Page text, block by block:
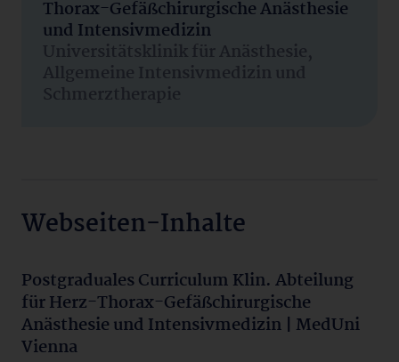
Thorax-Gefäßchirurgische Anästhesie
und Intensivmedizin
Universitätsklinik für Anästhesie,
Allgemeine Intensivmedizin und
Schmerztherapie
Webseiten-Inhalte
Postgraduales Curriculum Klin. Abteilung
für Herz-Thorax-Gefäßchirurgische
Anästhesie und Intensivmedizin | MedUni
Vienna